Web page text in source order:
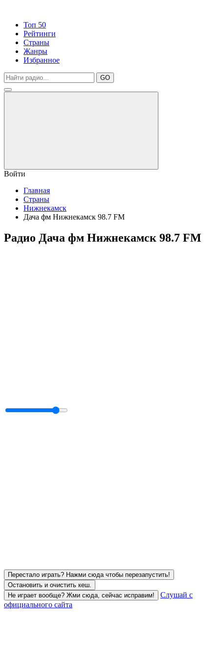
Топ 50
Рейтинги
Страны
Жанры
Избранное
GO
Войти
Главная
Страны
Нижнекамск
Дача фм Нижнекамск 98.7 FM
Радио Дача фм Нижнекамск 98.7 FM
Перестало играть? Нажми сюда чтобы перезапустить!
Остановить и очистить кеш.
Не играет вообще? Жми сюда, сейчас исправим!
Слушай с
официального сайта